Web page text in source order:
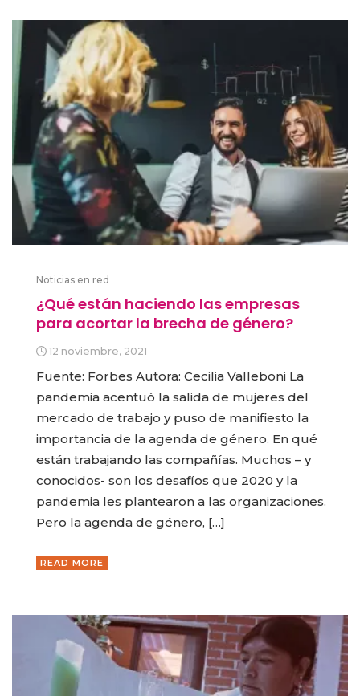
Noticias en red
¿Qué están haciendo las empresas
para acortar la brecha de género?
12 noviembre, 2021
Fuente: Forbes Autora: Cecilia Valleboni La
pandemia acentuó la salida de mujeres del
mercado de trabajo y puso de manifiesto la
importancia de la agenda de género. En qué
están trabajando las compañías. Muchos – y
conocidos- son los desafíos que 2020 y la
pandemia les plantearon a las organizaciones.
Pero la agenda de género, […]
READ MORE